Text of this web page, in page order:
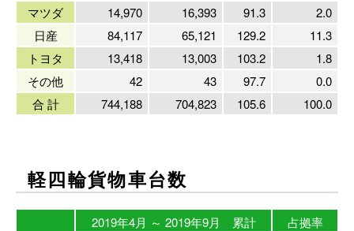
マツダ
14,970 16,393 91.3
2.0
日産
84,117 65,121 129.2
11.3
トヨタ
13,418 13,003 103.2
1.8
その他
42 43 97.7
0.0
合 計
744,188 704,823 105.6 100.0
軽四輪貨物車台数
2019年4月 ～ 2019年9月 累計
占拠率